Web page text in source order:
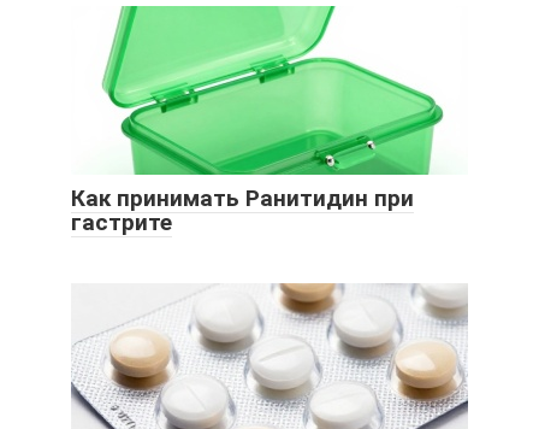
Как принимать Ранитидин при
гастрите